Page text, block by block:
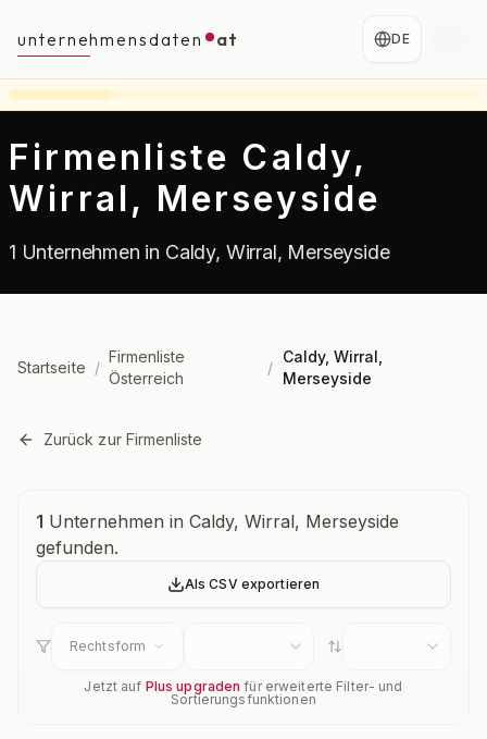
unternehmensdaten at DE
Firmenliste Caldy,
Wirral, Merseyside
1 Unternehmen in Caldy, Wirral, Merseyside
Startseite /
Firmenliste
Österreich
/
Caldy, Wirral,
Merseyside
Zurück zur Firmenliste
Unternehmensübersicht
1 Unternehmen in Caldy, Wirral, Merseyside
gefunden.
Als CSV exportieren
Rechtsform
Jetzt auf Plus upgraden für erweiterte Filter- und
Sortierungsfunktionen